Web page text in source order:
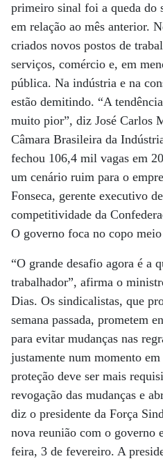
primeiro sinal foi a queda do
em relação ao mês anterior.
criados novos postos de
serviços, comércio e, em
pública. Na indústria e na
estão demitindo. “A
muito pior”, diz José Carlos
Câmara Brasileira da
fechou 106,4 mil vagas em
um cenário ruim para o
Fonseca, gerente executivo
competitividade da
O governo foca no copo
“O grande desafio agora é a
trabalhador”, afirma o
Dias. Os sindicalistas, que
semana passada, prometem
para evitar mudanças nas
justamente num momento
proteção deve ser mais
revogação das mudanças e
diz o presidente da Força
nova reunião com o governo
feira, 3 de fevereiro. A